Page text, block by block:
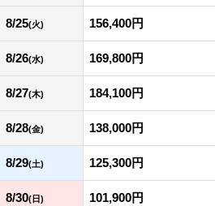
8/25(火) 156,400円
8/26(水) 169,800円
8/27(木) 184,100円
8/28(金) 138,000円
8/29(土) 125,300円
8/30(日) 101,900円